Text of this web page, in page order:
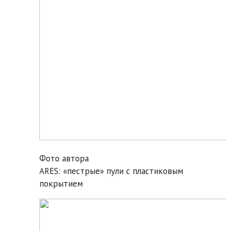
Фото автора
ARES: «пестрые» пули с пластиковым
покрытием